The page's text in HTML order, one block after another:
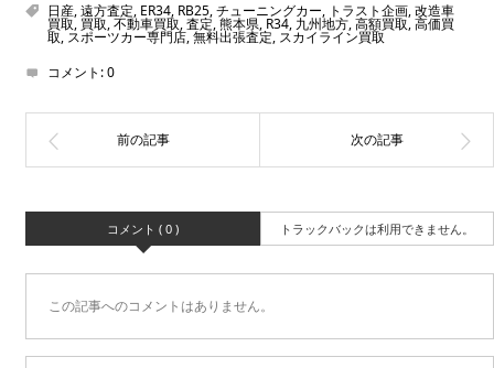
日産,遠方査定, ER34, RB25,チューニングカー, トラスト企画,改造車
買取, 買取,不動車買取,査定,熊本県, R34, 九州地方,高額買取,高価買
取,スポーツカー専門店,無料出張査定, スカイライン買取
コメント:0
コメント ( 0 ) トラックバックは利用できません。
この記事へのコメントはありません。